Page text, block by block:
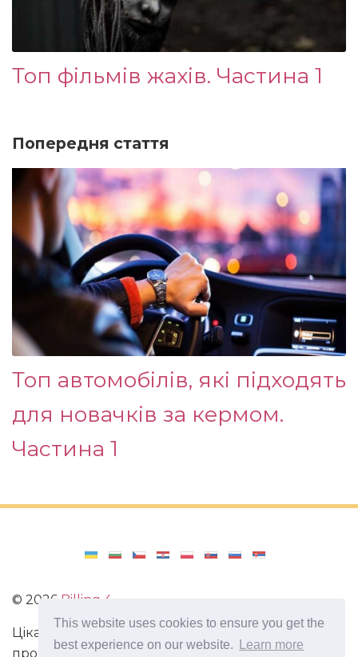
This website uses cookies to ensure you get the
best experience on our website.
Learn more
Топ фільмів жахів. Частина 1
Попередня стаття
Топ автомобілів, які підходять
для новачків за кермом.
Частина 1
© 2026 Billing 4
Цікаві та захоплюючі факти з усього світу. Статті
про виживання в непередбачених ситуаціях.